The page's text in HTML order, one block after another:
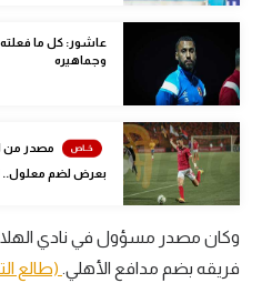
رياضات أخرى
أمم إفريقيا
كرة سلة
كرة يد
كرة طائرة
عاشور: كل ما
وجماهيره
مصدر من
بعرض لضم معلول..
وكان مصدر مسؤول في نادي
فريقه بضم مدافع الأهلي. (طالع